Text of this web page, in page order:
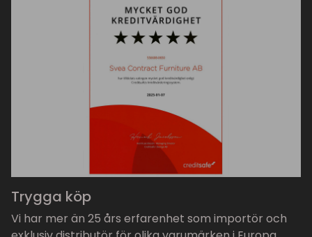
Trygga köp
Vi har mer än 25 års erfarenhet som importör och